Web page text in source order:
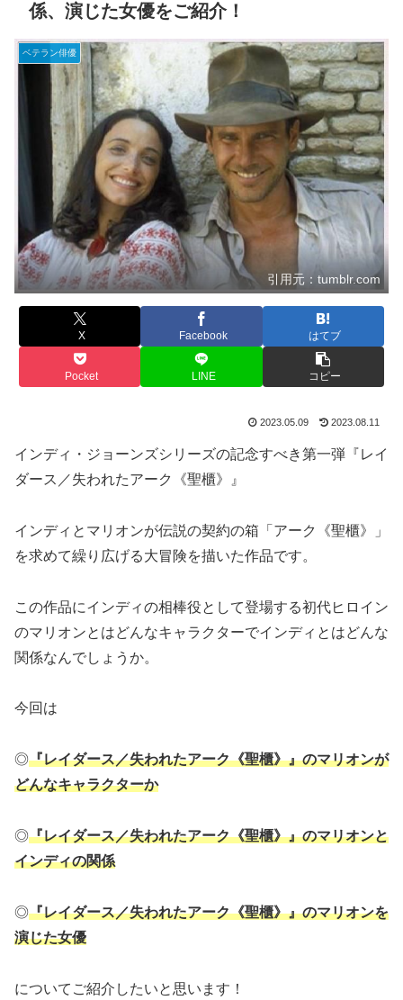
係、演じた女優をご紹介！
ベテラン俳優
引用元：tumblr.com
X Facebook はてブ
Pocket LINE コピー
2023.05.09 2023.08.11
インディ・ジョーンズシリーズの記念すべき第一弾『レイ
ダース／失われたアーク《聖櫃》』
インディとマリオンが伝説の契約の箱「アーク《聖櫃》」
を求めて繰り広げる大冒険を描いた作品です。
この作品にインディの相棒役として登場する初代ヒロイン
のマリオンとはどんなキャラクターでインディとはどんな
関係なんでしょうか。
今回は
◎『レイダース／失われたアーク《聖櫃》』のマリオンが
どんなキャラクターか
◎『レイダース／失われたアーク《聖櫃》』のマリオンと
インディの関係
◎『レイダース／失われたアーク《聖櫃》』のマリオンを
演じた女優
についてご紹介したいと思います！